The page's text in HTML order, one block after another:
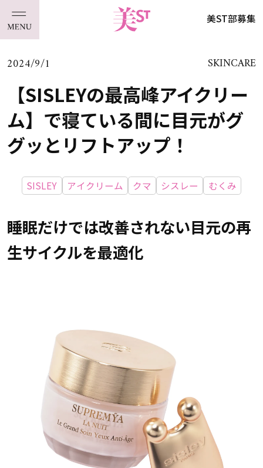
美ST部募集
2024/9/1 SKINCARE
【SISLEYの最高峰アイクリー
ム】で寝ている間に目元がグ
グッとリフトアップ！
SISLEY アイクリーム クマ シスレー むくみ
睡眠だけでは改善されない目元の再
生サイクルを最適化